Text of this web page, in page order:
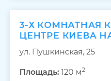
3-Х КОМНАТНАЯ
ЦЕНТРЕ КИЕВА
ул. Пушкинская, 25
Площадь: 120 м2